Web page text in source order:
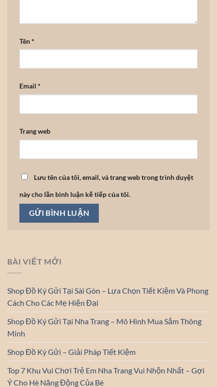
BÀI VIẾT MỚI
Shop Đồ Ký Gửi Tại Sài Gòn – Lựa Chọn Tiết Kiệm Và Phong
Cách Cho Các Mẹ Hiện Đại
Shop Đồ Ký Gửi Tại Nha Trang – Mô Hình Mua Sắm Thông
Minh
Shop Đồ Ký Gửi – Giải Pháp Tiết Kiệm
Top 7 Khu Vui Chơi Trẻ Em Nha Trang Vui Nhộn Nhất – Gợi
Ý Cho Hè Năng Động Của Bé
Tên*
Email *
Trang web
Lưu tên của tôi, email, và trang web trong trình duyệt
này cho lần bình luận kế tiếp của tôi.